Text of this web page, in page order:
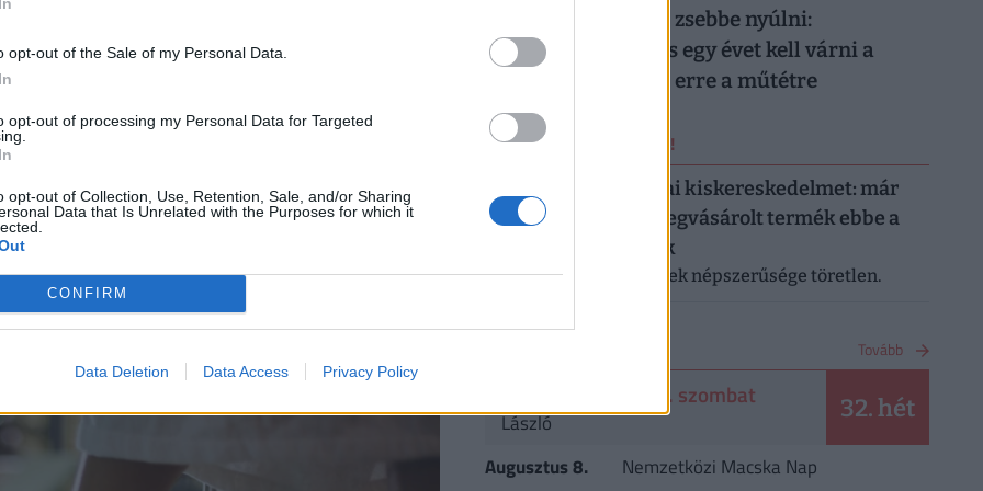
opt-out of the Sale of my Personal Data.
opt-out of processing my Personal Data for Targeted
opt-out of Collection, Use, Retention, Sale, and/or Sharing
Data that Is Unrelated with the Purposes for which it
CONFIRM
Data Deletion Data Access Privacy Policy
közre, a végleges tartalmat újságírónk szerkesztette és
szólhat hozzá.Belépés itt!
itt találod.
Legyél te az első!
Nem elég mélyen a zsebbe nyúlni:
magánellátásban is egy évet kell várni a
magyar férfiaknak erre a műtétre
ERRŐL NE MARADJ LE!
Letarolták az európai kiskereskedelmet: már
minden második megvásárolt termék ebbe a
kategóriába tartozik
A saját márkás termékek népszerűsége töretlen.
Tovább
2026. augusztus 8. szombat
László 32. hét
Augusztus 8. Nemzetközi Macska Nap